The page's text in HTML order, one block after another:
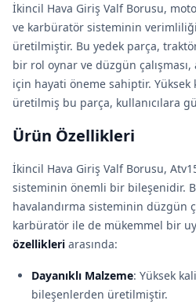
İkincil Hava Giriş Valf Borusu,
ve karbüratör sisteminin
üretilmiştir. Bu yedek parça,
bir rol oynar ve düzgün
için hayati öneme sahiptir.
üretilmiş bu parça, kullanıcılara
Ürün Özellikleri
İkincil Hava Giriş Valf Borusu,
sisteminin önemli bir bileşenidir.
havalandırma sisteminin düzgün
karbüratör ile de mükemmel bir
özellikleri arasında:
Dayanıklı Malzeme: Yüksek
bileşenlerden üretilmiştir.